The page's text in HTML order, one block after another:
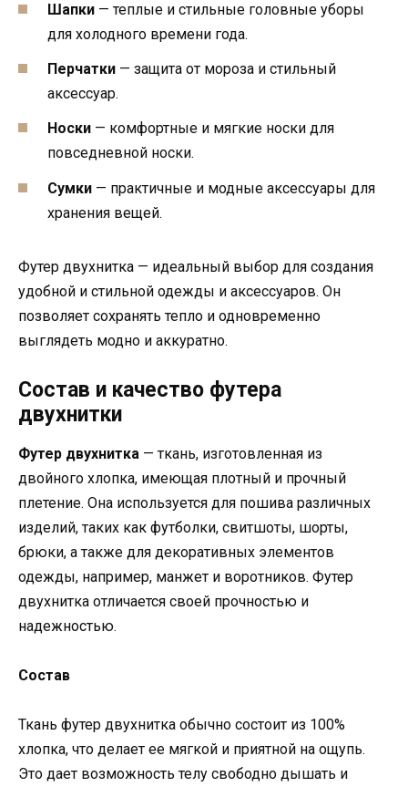
Шапки — теплые и стильные головные уборы
для холодного времени года.
Перчатки — защита от мороза и стильный
аксессуар.
Носки — комфортные и мягкие носки для
повседневной носки.
Сумки — практичные и модные аксессуары для
хранения вещей.
Футер двухнитка — идеальный выбор для создания
удобной и стильной одежды и аксессуаров. Он
позволяет сохранять тепло и одновременно
выглядеть модно и аккуратно.
Состав и качество футера
двухнитки
Футер двухнитка — ткань, изготовленная из
двойного хлопка, имеющая плотный и прочный
плетение. Она используется для пошива различных
изделий, таких как футболки, свитшоты, шорты,
брюки, а также для декоративных элементов
одежды, например, манжет и воротников. Футер
двухнитка отличается своей прочностью и
надежностью.
Состав
Ткань футер двухнитка обычно состоит из 100%
хлопка, что делает ее мягкой и приятной на ощупь.
Это дает возможность телу свободно дышать и